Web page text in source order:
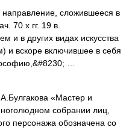
сложившееся в
70 х гг. 19 в.
и в других видах искусства
и вскоре включившее в себя
…
«Мастер и
собрании лиц,
персонажа обозначена со